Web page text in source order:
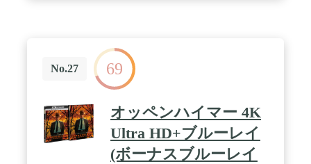
No.27 69
オッペンハイマー 4K
Ultra HD+ブルーレイ
(ボーナスブルーレイ